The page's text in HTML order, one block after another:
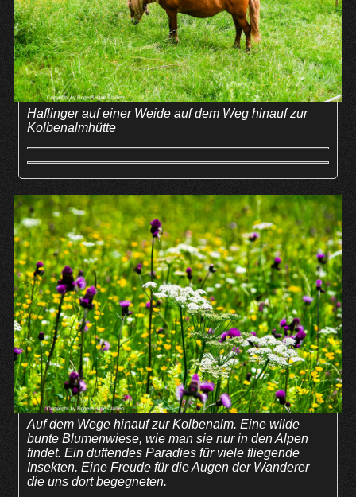
Haflinger auf einer Weide auf dem Weg hinauf zur
Kolbenalmhütte
Auf dem Wege hinauf zur Kolbenalm. Eine wilde
bunte Blumenwiese, wie man sie nur in den Alpen
findet. Ein duftendes Paradies für viele fliegende
Insekten. Eine Freude für die Augen der Wanderer
die uns dort begegneten.